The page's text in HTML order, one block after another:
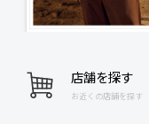
店舗を探す
お近くの店舗を探す